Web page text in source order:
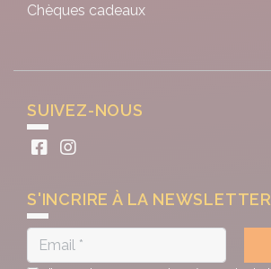
Chèques cadeaux
SUIVEZ-NOUS
S'INCRIRE À LA NEWSLETTER